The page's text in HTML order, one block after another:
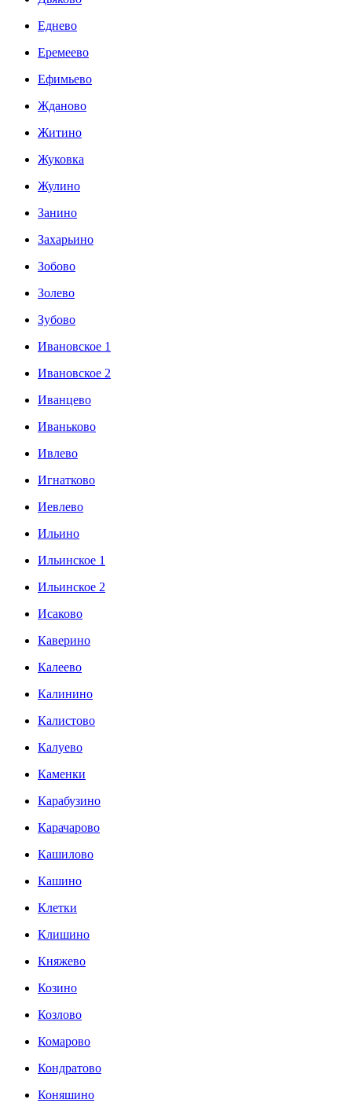
Еднево
Еремеево
Ефимьево
Жданово
Житино
Жуковка
Жулино
Занино
Захарьино
Зобово
Золево
Зубово
Ивановское 1
Ивановское 2
Иванцево
Иваньково
Ивлево
Игнатково
Иевлево
Ильино
Ильинское 1
Ильинское 2
Исаково
Каверино
Калеево
Калинино
Калистово
Калуево
Каменки
Карабузино
Карачарово
Кашилово
Кашино
Клетки
Клишино
Княжево
Козино
Козлово
Комарово
Кондратово
Коняшино